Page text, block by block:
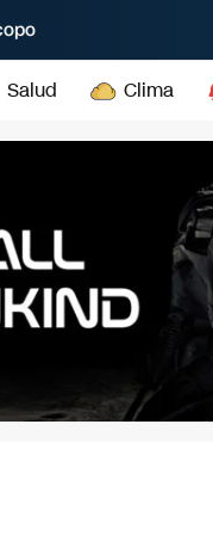
Salud Clima